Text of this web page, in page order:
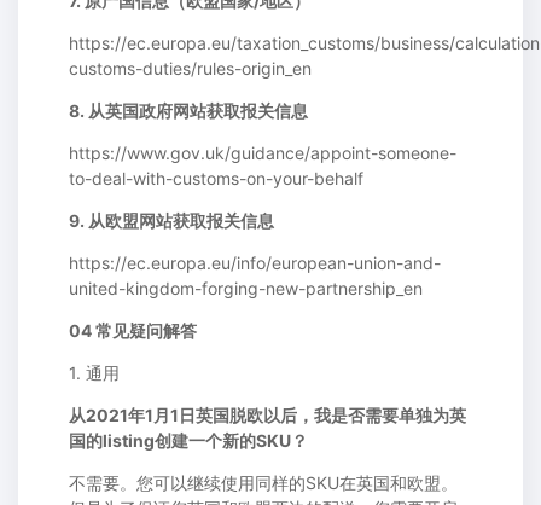
https://ec.europa.eu/taxation_customs/business/
customs-duties/rules-origin_en
8. 从英国政府网站获取报关信息
https://www.gov.uk/guidance/appoint-someone-
to-deal-with-customs-on-your-behalf
9. 从欧盟网站获取报关信息
https://ec.europa.eu/info/european-union-and-
united-kingdom-forging-new-partnership_en
04 常见疑问解答
1. 通用
从2021年1月1日英国脱欧以后，我是否需要单独为英
国的listing创建一个新的SKU？
不需要。您可以继续使用同样的SKU在英国和欧盟。